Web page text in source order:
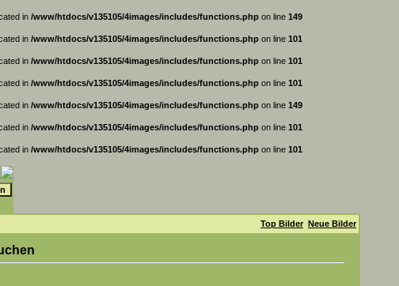
in /www/htdocs/v135105/4images/includes/functions.php on line 149
in /www/htdocs/v135105/4images/includes/functions.php on line 101
in /www/htdocs/v135105/4images/includes/functions.php on line 101
in /www/htdocs/v135105/4images/includes/functions.php on line 101
in /www/htdocs/v135105/4images/includes/functions.php on line 149
in /www/htdocs/v135105/4images/includes/functions.php on line 101
in /www/htdocs/v135105/4images/includes/functions.php on line 101
Top Bilder Neue Bilder